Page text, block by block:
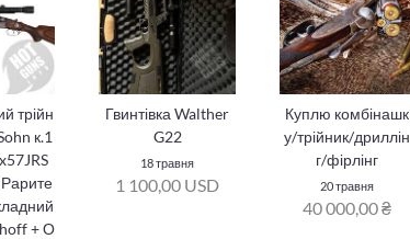
трійн
к.1
+ О
Гвинтівка Walther
G22
18 травня
1 100,00 USD
Куплю комбінашк
у/трійник/дриллін
г/фірлінг
20 травня
40 000,00 ₴